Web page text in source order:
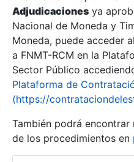
Adjudicaciones ya
Nacional de Moneda y
Moneda, puede acceder
a FNMT-RCM en la
Sector Público
Plataforma de
(https://
También podrá
de los procedimientos en